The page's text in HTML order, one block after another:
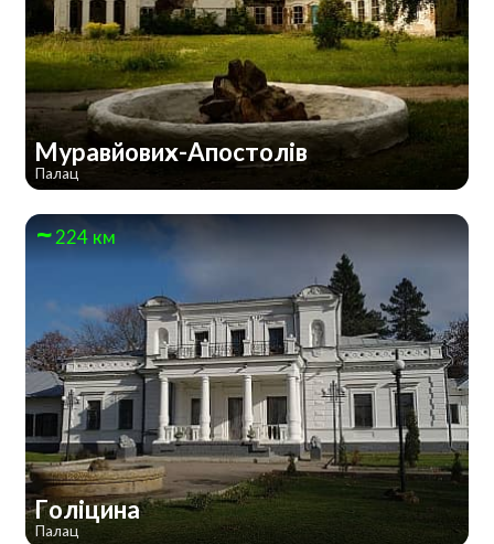
Муравйових-Апостолів
Палац
224 км
Голіцина
Палац